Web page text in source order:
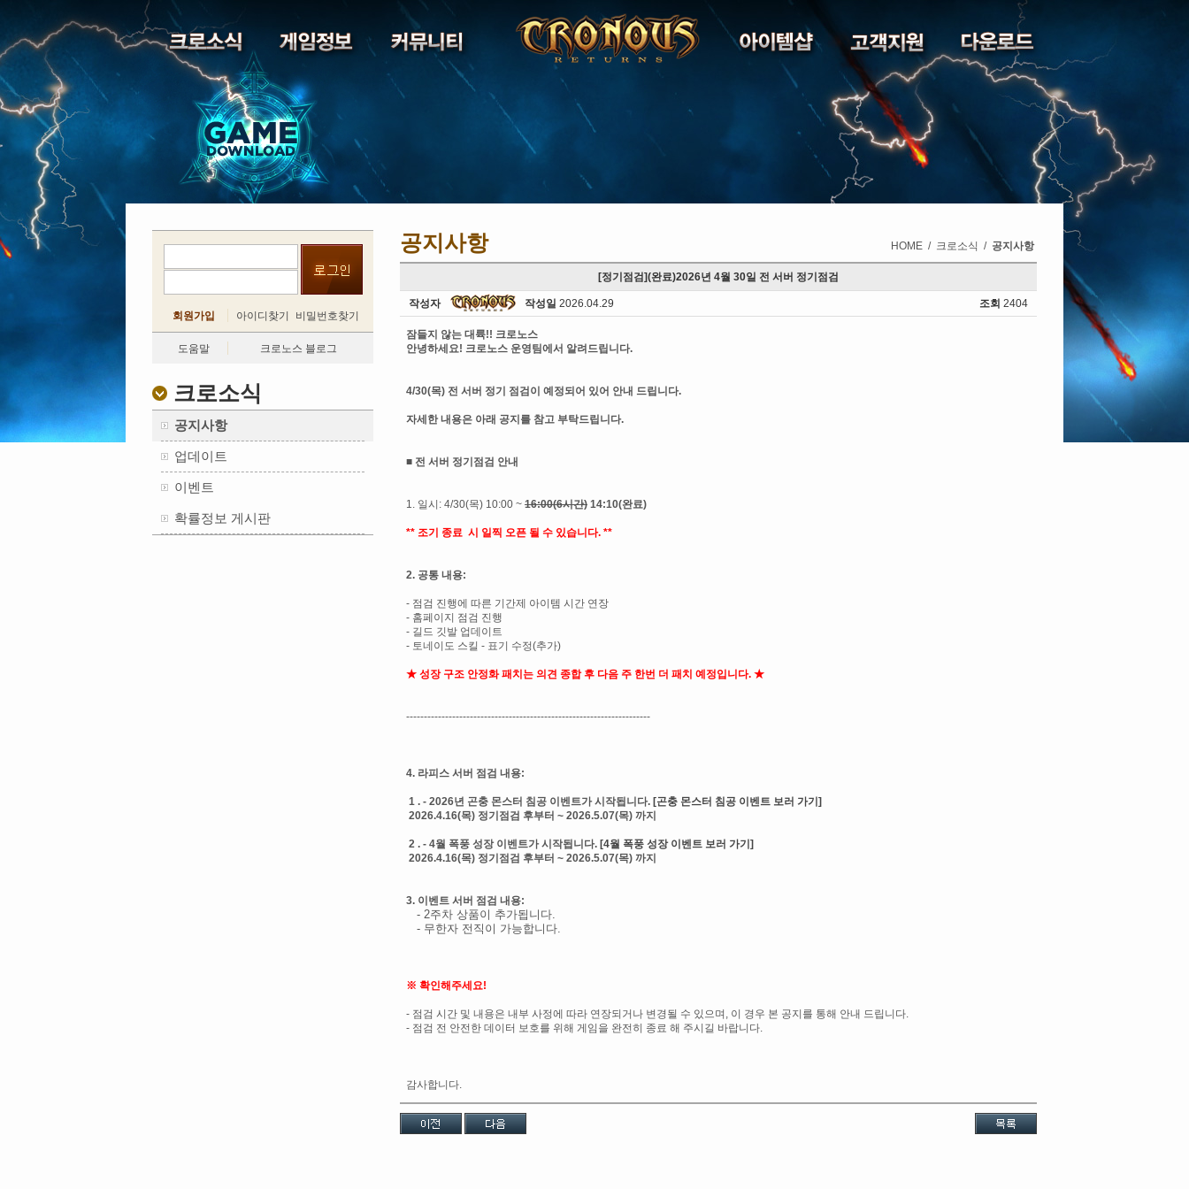
회원가입 아이디찾기 비밀번호찾기
도움말 크로노스 블로그
크로소식
공지사항
업데이트
이벤트
확률정보 게시판
공지사항 HOME / 크로소식 / 공지사항
[정기점검](완료)2026년 4월 30일 전 서버 정기점검
작성자 작성일 2026.04.29 조회 2404
잠들지 않는 대륙!! 크로노스
안녕하세요! 크로노스 운영팀에서 알려드립니다.
4/30(목) 전 서버 정기 점검이 예정되어 있어 안내 드립니다.
자세한 내용은 아래 공지를 참고 부탁드립니다.
■ 전 서버 정기점검 안내
1. 일시: 4/30(목) 10:00 ~ 16:00(6시간) 14:10(완료)
** 조기 종료 시 일찍 오픈 될 수 있습니다. **
2. 공통 내용:
- 점검 진행에 따른 기간제 아이템 시간 연장
- 홈페이지 점검 진행
- 길드 깃발 업데이트
- 토네이도 스킬 - 표기 수정(추가)
★ 성장 구조 안정화 패치는 의견 종합 후 다음 주 한번 더 패치 예정입니다. ★
---------------------------------------------------------------------
4. 라피스 서버 점검 내용:
1 . - 2026년 곤충 몬스터 침공 이벤트가 시작됩니다. [곤충 몬스터 침공 이벤트 보러 가기]
2026.4.16(목) 정기점검 후부터 ~ 2026.5.07(목) 까지
2 . - 4월 폭풍 성장 이벤트가 시작됩니다. [4월 폭풍 성장 이벤트 보러 가기]
2026.4.16(목) 정기점검 후부터 ~ 2026.5.07(목) 까지
3. 이벤트 서버 점검 내용:
- 2주차 상품이 추가됩니다.
- 무한자 전직이 가능합니다.
※ 확인해주세요!
- 점검 시간 및 내용은 내부 사정에 따라 연장되거나 변경될 수 있으며, 이 경우 본 공지를 통해 안내 드립니다.
- 점검 전 안전한 데이터 보호를 위해 게임을 완전히 종료 해 주시길 바랍니다.
감사합니다.